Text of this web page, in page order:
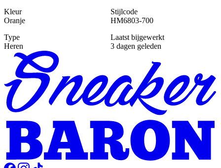
Kleur
Oranje
Stijlcode
HM6803-700
Type
Heren
Laatst bijgewerkt
3 dagen geleden